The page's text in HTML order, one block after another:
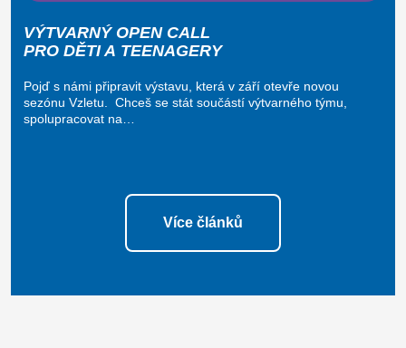
VÝTVARNÝ OPEN CALL
PRO DĚTI A TEENAGERY
Pojď s námi připravit výstavu, která v září otevře novou
sezónu Vzletu. Chceš se stát součástí výtvarného týmu,
spolupracovat na…
Více článků